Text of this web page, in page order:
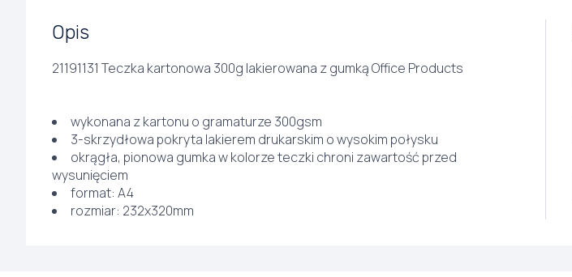
Opis
21191131 Teczka kartonowa 300g lakierowana z gumką Office Products
wykonana z kartonu o gramaturze 300gsm
3-skrzydłowa pokryta lakierem drukarskim o wysokim połysku
okrągła, pionowa gumka w kolorze teczki chroni zawartość przed
wysunięciem
format: A4
rozmiar: 232x320mm